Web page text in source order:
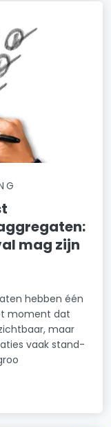
mag zijn
hebben één
moment dat
maar
vaak stand-